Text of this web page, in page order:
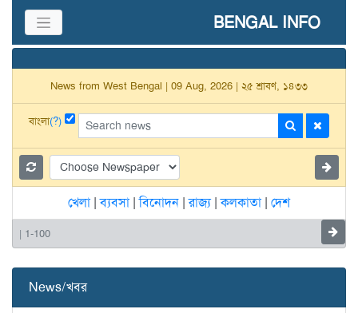
BENGAL INFO
News from West Bengal | 09 Aug, 2026 | ২৫ শ্রাবণ, ১৪৩৩
বাংলা(?)
খেলা|ব্যবসা|বিনোদন |রাজ্য|কলকাতা| দেশ
| 1-100
News/খবর